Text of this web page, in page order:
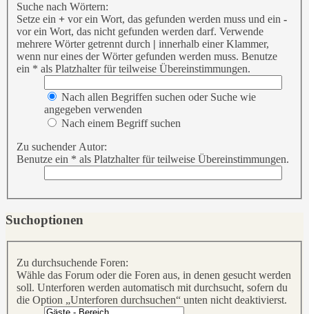
Suche nach Wörtern:
Setze ein + vor ein Wort, das gefunden werden muss und ein -
vor ein Wort, das nicht gefunden werden darf. Verwende
mehrere Wörter getrennt durch | innerhalb einer Klammer,
wenn nur eines der Wörter gefunden werden muss. Benutze
ein * als Platzhalter für teilweise Übereinstimmungen.
Nach allen Begriffen suchen oder Suche wie
angegeben verwenden
Nach einem Begriff suchen
Zu suchender Autor:
Benutze ein * als Platzhalter für teilweise Übereinstimmungen.
Suchoptionen
Zu durchsuchende Foren:
Wähle das Forum oder die Foren aus, in denen gesucht werden
soll. Unterforen werden automatisch mit durchsucht, sofern du
die Option „Unterforen durchsuchen“ unten nicht deaktivierst.